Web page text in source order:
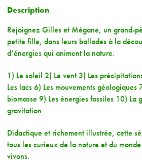
Description
Rejoignez Gilles et Mégane, un grand-
petite fille, dans leurs ballades à la
d’énergies qui animent la nature.
1) Le soleil 2) Le vent 3) Les
Les lacs 6) Les mouvements
biomasse 9) Les énergies fossiles 10) La
gravitation
Didactique et richement illustrée, cette
tous les curieux de la nature et du
vivons.